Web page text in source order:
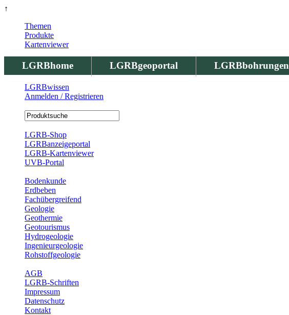
↑
LGRBhome LGRBgeoportal LGRBbohrungen
Themen
Produkte
Kartenviewer
LGRBwissen
Anmelden / Registrieren
LGRB-Shop
LGRBanzeigeportal
LGRB-Kartenviewer
UVB-Portal
Bodenkunde
Erdbeben
Fachübergreifend
Geologie
Geothermie
Geotourismus
Hydrogeologie
Ingenieurgeologie
Rohstoffgeologie
AGB
LGRB-Schriften
Impressum
Datenschutz
Kontakt